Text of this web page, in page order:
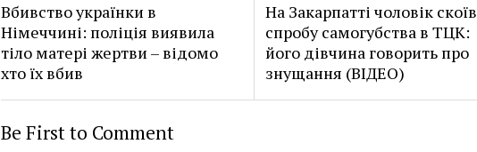
Вбивство українки в
Німеччині: поліція виявила
тіло матері жертви – відомо
хто їх вбив
На Закарпатті чоловік скоїв
спробу самогубства в ТЦК:
його дівчина говорить про
знущання (ВІДЕО)
Be First to Comment